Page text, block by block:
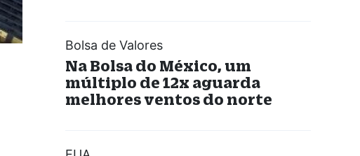
Bolsa de Valores
Na Bolsa do México, um
múltiplo de 12x aguarda
melhores ventos do norte